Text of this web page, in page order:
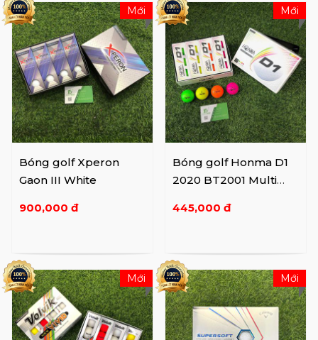
Bóng golf Xperon
Gaon III White
900,000 đ
Mới
Bóng golf Honma D1
2020 BT2001 Multi
445,000 đ
Mới
Mới Mới